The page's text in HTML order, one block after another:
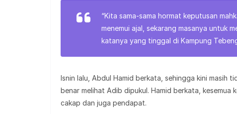
“Kita sama-sama hormat keputusan
menemui ajal, sekarang masanya untuk
katanya yang tinggal di Kampung
Isnin lalu, Abdul Hamid berkata, sehingga kini masih
benar melihat Adib dipukul. Hamid berkata,
cakap dan juga pendapat.